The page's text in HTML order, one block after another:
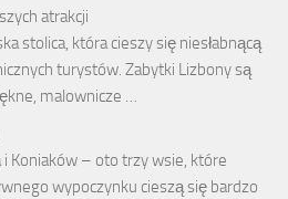
atrakcji
stolica, która cieszy się niesłabnącą
turystów. Zabytki Lizbony są
malownicze …
i Koniaków – oto trzy wsie, które
wypoczynku cieszą się bardzo